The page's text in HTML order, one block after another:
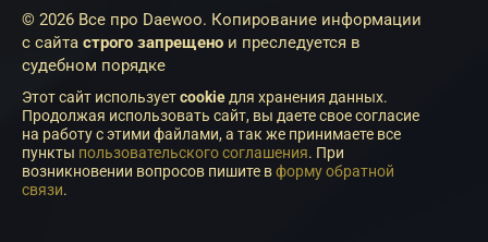
© 2026 Все про Daewoo. Копирование информации
с сайта строго запрещено и преследуется в
судебном порядке
Этот сайт используетcookieдля хранения данных.
Продолжая использовать сайт, вы даете свое согласие
на работу с этими файлами, а так же принимаете все
пункты пользовательского соглашения. При
возникновении вопросов пишите вформу обратной
связи.